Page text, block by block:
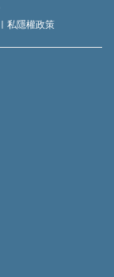
私隱權政策